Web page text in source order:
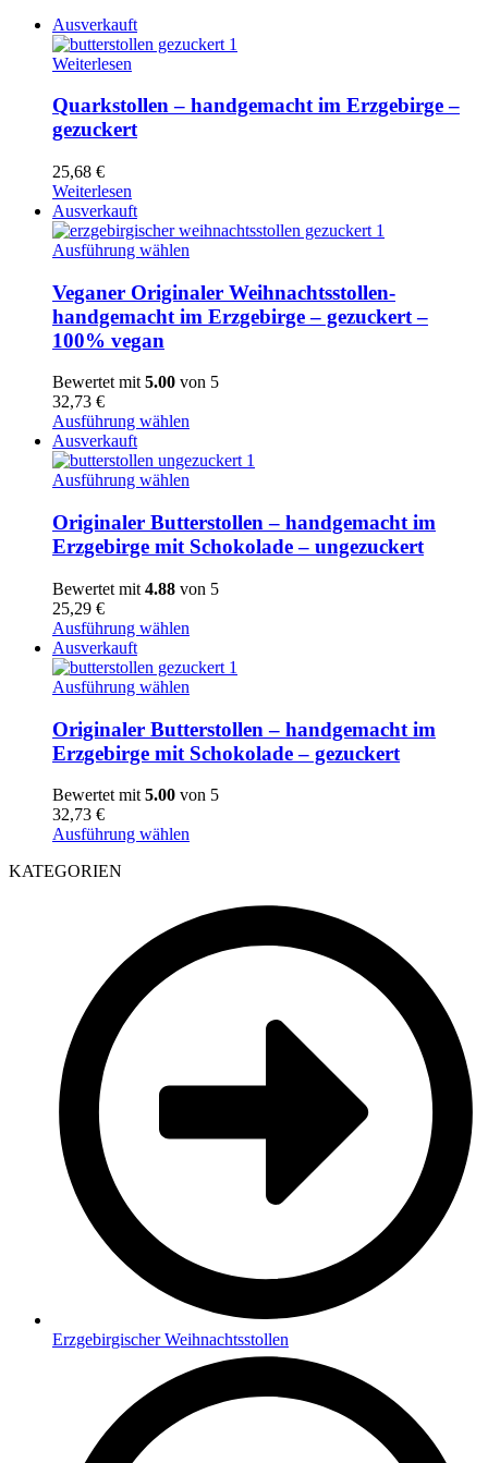
Ausverkauft
Quarkstollen
handgemacht
im
Erzgebirge
gezuckert
Weiterlesen
Quarkstollen – handgemacht im Erzgebirge –
gezuckert
25,68 €
Weiterlesen
Ausverkauft
Veganer
Weihnachtsstollen-
handgemacht
im
Erzgebirge
gezuckert
-
100%
vegan
Ausführung wählen
Veganer Originaler Weihnachtsstollen-
handgemacht im Erzgebirge – gezuckert –
100% vegan
Bewertet mit 5.00 von 5
32,73 €
Ausführung wählen
Ausverkauft
Originaler
–
handgemacht
im
mit
Schokolade
-
ungezuckert
Ausführung wählen
Originaler Butterstollen – handgemacht im
Erzgebirge mit Schokolade – ungezuckert
Bewertet mit 4.88 von 5
25,29 €
Ausführung wählen
Ausverkauft
Originaler
–
handgemacht
im
mit
Schokolade
-
gezuckert
Ausführung wählen
Originaler Butterstollen – handgemacht im
Erzgebirge mit Schokolade – gezuckert
Bewertet mit 5.00 von 5
32,73 €
Ausführung wählen
KATEGORIEN
Erzgebirgischer Weihnachtsstollen